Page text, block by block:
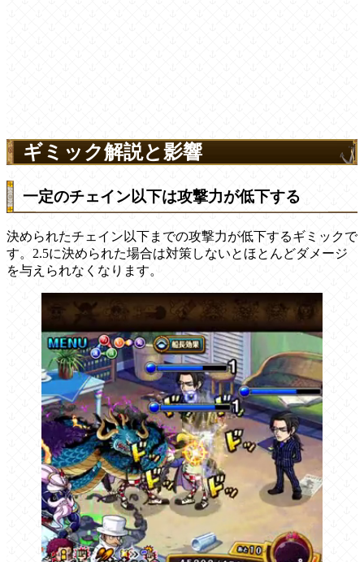
ギミック解説と影響
一定のチェイン以下は攻撃力が低下する
決められたチェイン以下までの攻撃力が低下するギミックで
す。2.5に決められた場合は対策しないとほとんどダメージ
を与えられなくなります。